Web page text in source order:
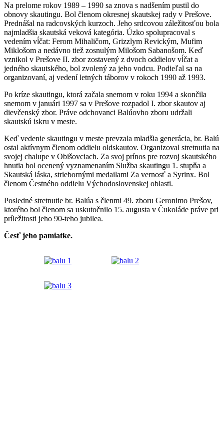
Na prelome rokov 1989 – 1990 sa znova s nadšením pustil do
obnovy skautingu. Bol členom okresnej skautskej rady v Prešove.
Prednášal na radcovských kurzoch. Jeho srdcovou záležitosťou bola
najmladšia skautská veková kategória. Úzko spolupracoval s
vedením vĺčat: Ferom Mihaličom, Grizzlym Revickým, Mufim
Miklošom a nedávno tiež zosnulým Milošom Sabanošom. Keď
vznikol v Prešove II. zbor zostavený z dvoch oddielov vĺčat a
jedného skautského, bol zvolený za jeho vodcu. Podieľal sa na
organizovaní, aj vedení letných táborov v rokoch 1990 až 1993.
Po kríze skautingu, ktorá začala snemom v roku 1994 a skončila
snemom v januári 1997 sa v Prešove rozpadol I. zbor skautov aj
dievčenský zbor. Práve odchovanci Balúovho zboru udržali
skautskú iskru v meste.
Keď vedenie skautingu v meste prevzala mladšia generácia, br. Balú
ostal aktívnym členom oddielu oldskautov. Organizoval stretnutia na
svojej chalupe v Obišovciach. Za svoj prínos pre rozvoj skautského
hnutia bol ocenený vyznamenaním Služba skautingu 1. stupňa a
Skautská láska, striebornými medailami Za vernosť a Syrinx. Bol
členom Čestného oddielu Východoslovenskej oblasti.
Posledné stretnutie br. Balúa s členmi 49. zboru Geronimo Prešov,
ktorého bol členom sa uskutočnilo 15. augusta v Čukoláde práve pri
príležitosti jeho 90-teho jubilea.
Česť jeho pamiatke.